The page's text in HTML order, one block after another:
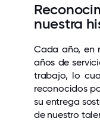
nuestra
Cada año, en
años de
trabajo, lo
reconocidos
su entrega
de nuestro